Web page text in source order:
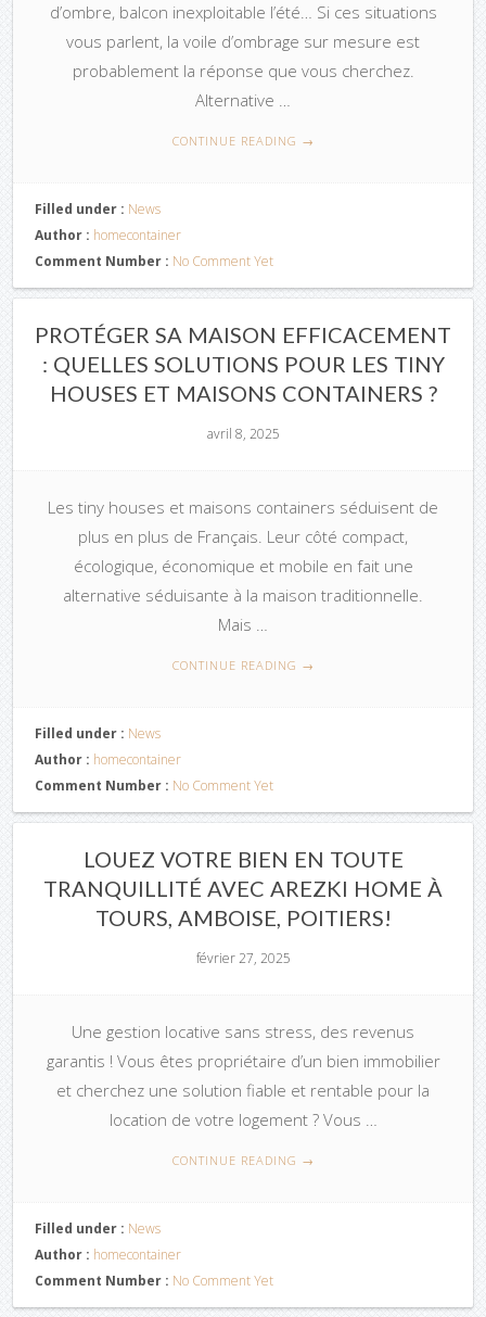
d’ombre, balcon inexploitable l’été… Si ces situations
vous parlent, la voile d’ombrage sur mesure est
probablement la réponse que vous cherchez.
Alternative …
CONTINUE READING →
Filled under : News
Author : homecontainer
Comment Number : No Comment Yet
PROTÉGER SA MAISON EFFICACEMENT
: QUELLES SOLUTIONS POUR LES TINY
HOUSES ET MAISONS CONTAINERS ?
avril 8, 2025
Les tiny houses et maisons containers séduisent de
plus en plus de Français. Leur côté compact,
écologique, économique et mobile en fait une
alternative séduisante à la maison traditionnelle.
Mais …
CONTINUE READING →
Filled under : News
Author : homecontainer
Comment Number : No Comment Yet
LOUEZ VOTRE BIEN EN TOUTE
TRANQUILLITÉ AVEC AREZKI HOME À
TOURS, AMBOISE, POITIERS!
février 27, 2025
Une gestion locative sans stress, des revenus
garantis ! Vous êtes propriétaire d’un bien immobilier
et cherchez une solution fiable et rentable pour la
location de votre logement ? Vous …
CONTINUE READING →
Filled under : News
Author : homecontainer
Comment Number : No Comment Yet